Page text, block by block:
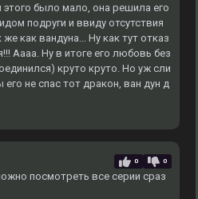
этого было мало, она решила его
подруги и ввиду отсутствия
как вандуна... Ну как тут отказ
Аааа. Ну в итоге его любовь без
круто круто. Но уж сли
не спас тот дракон, ван дун д
0 0
посмотреть все серии сраз